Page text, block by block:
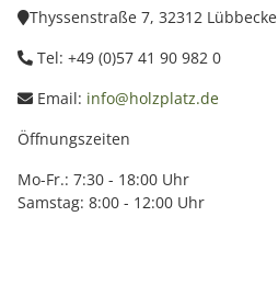
Thyssenstraße 7, 32312 Lübbecke
Tel: +49 (0)57 41 90 982 0
Email: info@holzplatz.de
Öffnungszeiten
Mo-Fr.: 7:30 - 18:00 Uhr
Samstag: 8:00 - 12:00 Uhr